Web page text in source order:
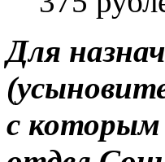
Для
с которым